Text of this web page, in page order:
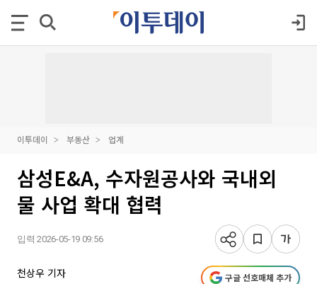
이투데이 부동산 업계
삼성E&A, 수자원공사와 국내외
물 사업 확대 협력
입력 2026-05-19 09:56
천상우 기자 구글 선호매체 추가